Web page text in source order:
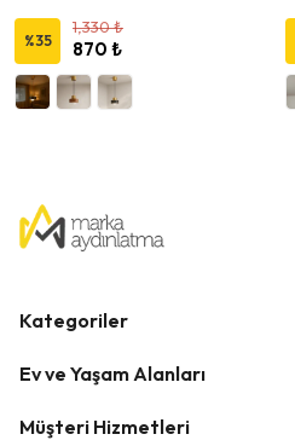
%35
1,330 ₺
870 ₺
Kategoriler
Ev ve Yaşam Alanları
Müşteri Hizmetleri